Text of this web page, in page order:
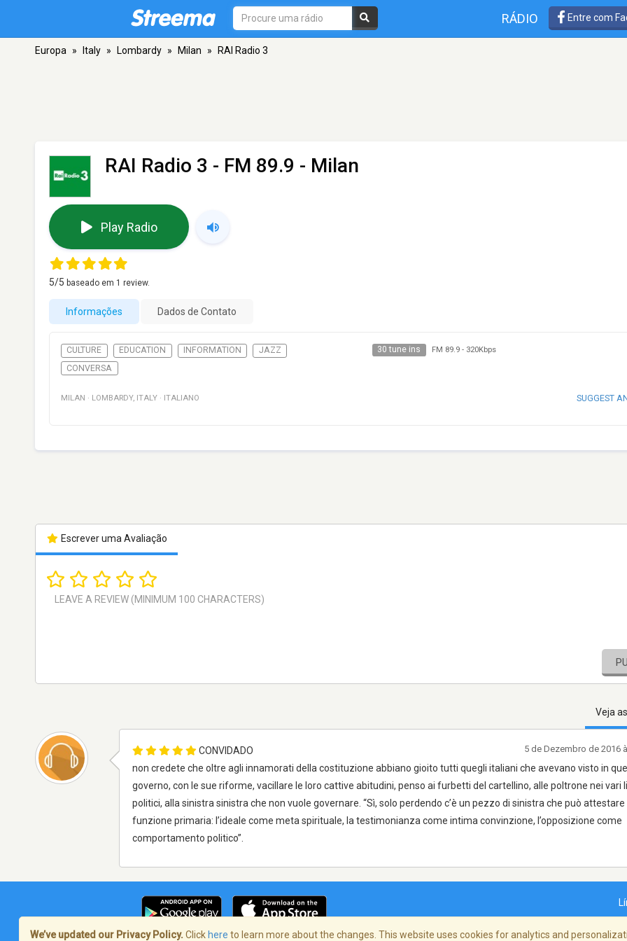
RÁDIO Entre com
Europa » Italy » Lombardy » Milan » RAI Radio 3
RAI Radio 3 - FM 89.9 - Milan
Play Radio
5/5 baseado em 1 review.
Informações Dados de Contato
CULTURE EDUCATION INFORMATION
JAZZ
CONVERSA
30 tune ins FM 89.9- 320Kbps
MILAN · LOMBARDY, ITALY · ITALIANO SUGGEST
Escrever uma Avaliação
Veja
CONVIDADO
non credete che oltre agli innamorati della costituzione abbiano gioito tutti quegli italiani che avevano visto in
governo, con le sue riforme, vacillare le loro cattive abitudini, penso ai furbetti del cartellino, alle poltrone nei vari
politici, alla sinistra sinistra che non vuole governare. “Sì, solo perdendo c’è un pezzo di sinistra che può
funzione primaria: l’ideale come meta spirituale, la testimonianza come intima convinzione, l’opposizione come
comportamento politico”.
5 de Dezembro de 2016
We’ve updated our Privacy Policy. Click here to learn more about the changes. This website uses cookies for analytics and